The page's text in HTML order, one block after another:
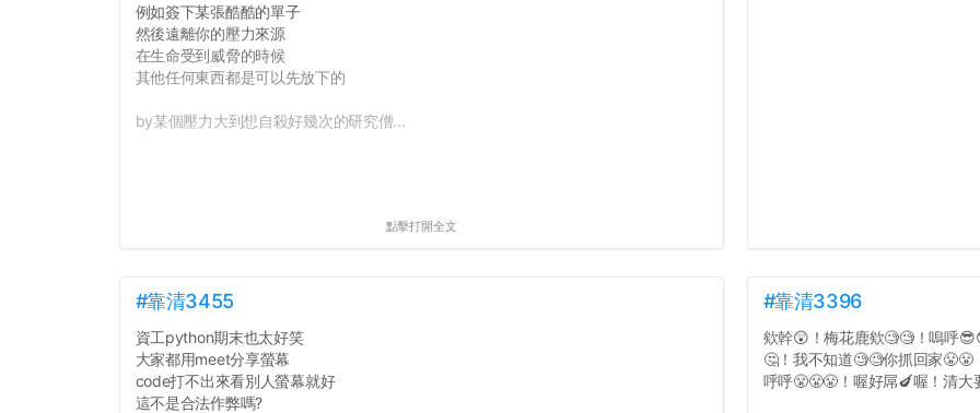
例如簽下某張酷酷的單子
然後遠離你的壓力來源
在生命受到威脅的時候
其他任何東西都是可以先放下的
by某個壓力大到想自殺好幾次的研究僧...
點擊打開全文
#靠清3455
資工python期末也太好笑
大家都用meet分享螢幕
code打不出來看別人螢幕就好
這不是合法作弊嗎?
#靠清3396
欸幹😲！梅花鹿欸🧐🧐！嗚呼
🤔！我不知道🧐🧐你抓回家
呼呼😤😤😤！喔好屌🍆喔！清